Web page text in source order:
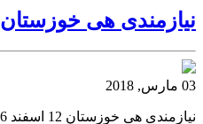
نیازمندی هی خوزستان 12 اسفند 96
03 مارس, 2018